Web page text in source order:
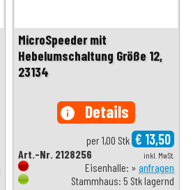
MicroSpeeder mit
Hebelumschaltung Größe 12,
23134
info Details
per 1,00 Stk € 13,50
inkl. MwSt.
Art.-Nr. 2128256
Eisenhalle: » anfragen
Stammhaus: 5 Stk lagernd